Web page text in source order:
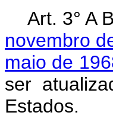
Art. 3° A
novembro
maio de
ser